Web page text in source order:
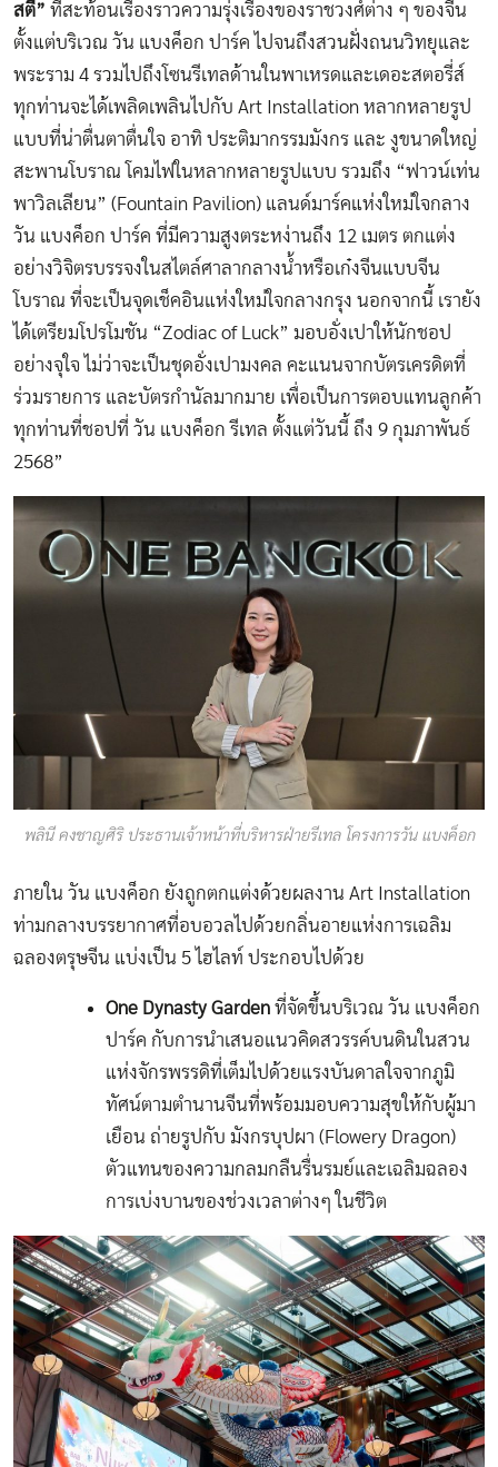
สตี้” ที่สะท้อนเรื่องราวความรุ่งเรืองของราชวงศ์ต่าง ๆ ของจีน
ตั้งแต่บริเวณ วัน แบงค็อก ปาร์ค ไปจนถึงสวนฝั่งถนนวิทยุและ
พระราม 4 รวมไปถึงโซนรีเทลด้านในพาเหรดและเดอะสตอรี่ส์
ทุกท่านจะได้เพลิดเพลินไปกับ Art Installation หลากหลายรูป
แบบที่น่าตื่นตาตื่นใจ อาทิ ประติมากรรมมังกร และ งูขนาดใหญ่
สะพานโบราณ โคมไฟในหลากหลายรูปแบบ รวมถึง “ฟาวน์เท่น
พาวิลเลียน” (Fountain Pavilion) แลนด์มาร์คแห่งใหม่ใจกลาง
วัน แบงค็อก ปาร์ค ที่มีความสูงตระหง่านถึง 12 เมตร ตกแต่ง
อย่างวิจิตรบรรจงในสไตล์ศาลากลางน้ำหรือเก๋งจีนแบบจีน
โบราณ ที่จะเป็นจุดเช็คอินแห่งใหม่ใจกลางกรุง นอกจากนี้ เรายัง
ได้เตรียมโปรโมชัน “Zodiac of Luck” มอบอั่งเปาให้นักชอป
อย่างจุใจ ไม่ว่าจะเป็นชุดอั่งเปามงคล คะแนนจากบัตรเครดิตที่
ร่วมรายการ และบัตรกำนัลมากมาย เพื่อเป็นการตอบแทนลูกค้า
ทุกท่านที่ชอปที่ วัน แบงค็อก รีเทล ตั้งแต่วันนี้ ถึง 9 กุมภาพันธ์
2568”
พลินี คงชาญศิริ ประธานเจ้าหน้าที่บริหารฝ่ายรีเทล โครงการวัน แบงค็อก
ภายใน วัน แบงค็อก ยังถูกตกแต่งด้วยผลงาน Art Installation
ท่ามกลางบรรยากาศที่อบอวลไปด้วยกลิ่นอายแห่งการเฉลิม
ฉลองตรุษจีน แบ่งเป็น 5 ไฮไลท์ ประกอบไปด้วย
One Dynasty Gardenที่จัดขึ้นบริเวณ วัน แบงค็อก
ปาร์ค กับการนำเสนอแนวคิดสวรรค์บนดินในสวน
แห่งจักรพรรดิที่เต็มไปด้วยแรงบันดาลใจจากภูมิ
ทัศน์ตามตำนานจีนที่พร้อมมอบความสุขให้กับผู้มา
เยือน ถ่ายรูปกับ มังกรบุปผา (Flowery Dragon)
ตัวแทนของความกลมกลืนรื่นรมย์และเฉลิมฉลอง
การเบ่งบานของช่วงเวลาต่างๆ ในชีวิต